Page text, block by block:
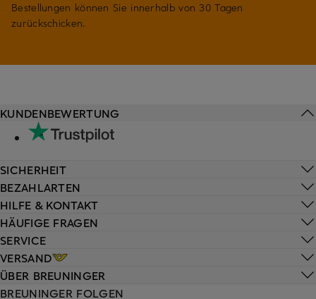
Bestellungen können Sie innerhalb von 30 Tagen
zurückschicken.
HILFE & KONTAKT
HÄUFIGE FRAGEN
SERVICE
VERSAND
KUNDENBEWERTUNG
SICHERHEIT
BEZAHLARTEN
ÜBER BREUNINGER
BREUNINGER FOLGEN